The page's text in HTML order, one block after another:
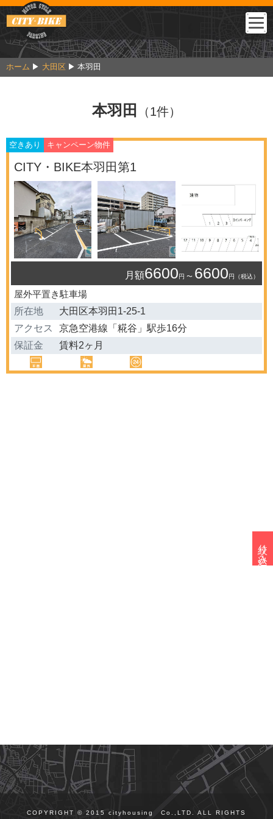
ホーム 大田区 本羽田
本羽田 （1件）
空きあり キャンペーン物件
CITY・BIKE本羽田第1
月額6600円 〜 6600円（税込）
屋外平置き駐車場
所在地
大田区本羽田1-25-1
アクセス
京急空港線「糀谷」駅歩16分
保証金
賃料2ヶ月
絞り込み検索
COPYRIGHT © 2015 cityhousing Co.,LTD. ALL RIGHTS